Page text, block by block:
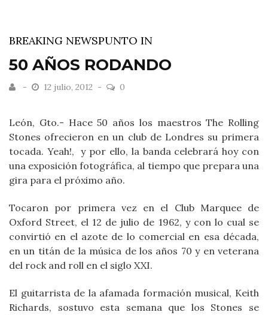
BREAKING NEWSPUNTO IN
50 AÑOS RODANDO
12 julio, 2012 0
León, Gto.- Hace 50 años los maestros The Rolling
Stones ofrecieron en un club de Londres su primera
tocada. Yeah!, y por ello, la banda celebrará hoy con
una exposición fotográfica, al tiempo que prepara una
gira para el próximo año.
Tocaron por primera vez en el Club Marquee de
Oxford Street, el 12 de julio de 1962, y con lo cual se
convirtió en el azote de lo comercial en esa década,
en un titán de la música de los años 70 y en veterana
del rock and roll en el siglo XXI.
El guitarrista de la afamada formación musical, Keith
Richards, sostuvo esta semana que los Stones se